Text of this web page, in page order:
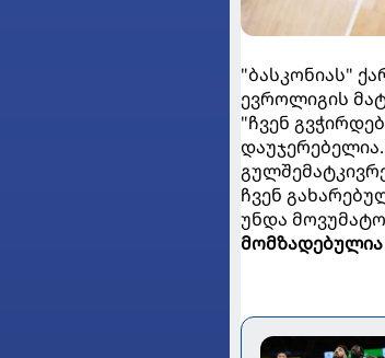
"ბასკონიას"
ევროლიგის
"ჩვენ
ჩვენ
უნდა
მომზადებულია